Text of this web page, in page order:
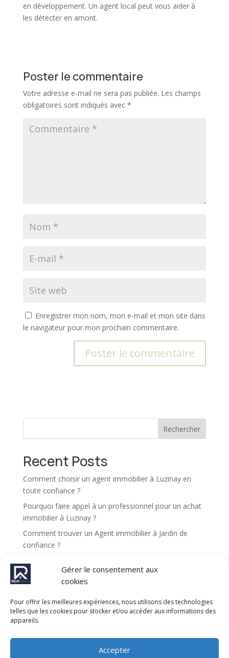
Gérer le consentement aux
cookies
Pour offrir les meilleures expériences, nous utilisons des technologies
telles que les cookies pour stocker et/ou accéder aux informations des
appareils.
Accepter
en développement. Un agent local peut vous aider à
les détecter en amont.
Poster le commentaire
Votre adresse e-mail ne sera pas publiée. Les champs
obligatoires sont indiqués avec *
Enregistrer mon nom, mon e-mail et mon site dans
le navigateur pour mon prochain commentaire.
r
t
i
v
e
:
Rechercher
Recent Posts
Comment choisir un agent immobilier à Luzinay en
toute confiance ?
Pourquoi faire appel à un professionnel pour un achat
immobilier à Luzinay ?
Comment trouver un Agent immobilier à Jardin de
confiance ?
pour vendre son bien ?
Comment se déroule une expertise immobilière à
Jardin ?
Recent Comments